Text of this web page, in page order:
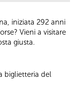
iniziata 292 anni
Vieni a visitare
giusta.
biglietteria del